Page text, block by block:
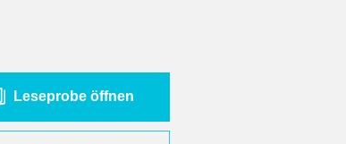
Leseprobe öffnen